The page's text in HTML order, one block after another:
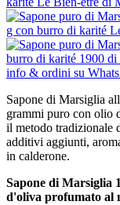
info & ordini su
Sapone di Marsiglia
grammi puro con olio
il metodo tradizionale
additivi aggiunti,
in calderone.
Sapone di Marsiglia
d'oliva profumato al